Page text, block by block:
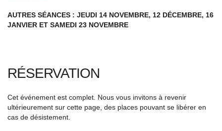
AUTRES SÉANCES : JEUDI 14 NOVEMBRE, 12 DÉCEMBRE, 16
JANVIER ET SAMEDI 23 NOVEMBRE
RÉSERVATION
Cet événement est complet. Nous vous invitons à revenir
ultérieurement sur cette page, des places pouvant se libérer en
cas de désistement.